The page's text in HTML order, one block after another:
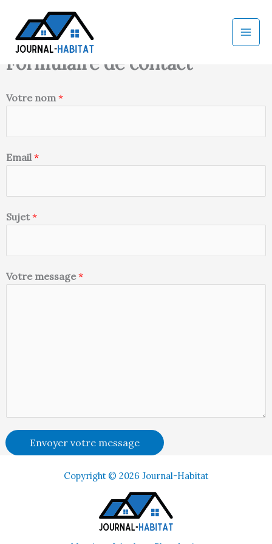
contenu
Formulaire de contact
Votre nom*
Email*
Sujet*
Votre message *
Envoyer votre message
Copyright © 2026 Journal-Habitat